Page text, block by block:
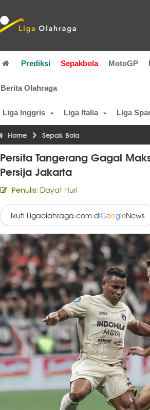
Prediksi Sepakbola MotoGP
Berita Olahraga
Liga Inggris Liga Italia Liga
Home Sepak Bola
Persita Tangerang Gagal
Persija Jakarta
Penulis: Dayat Huri
Ikuti Ligaolahraga.com diGoogleNews